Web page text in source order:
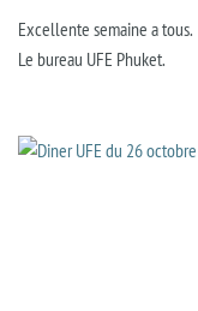
Excellente semaine a tous.
Le bureau UFE Phuket.